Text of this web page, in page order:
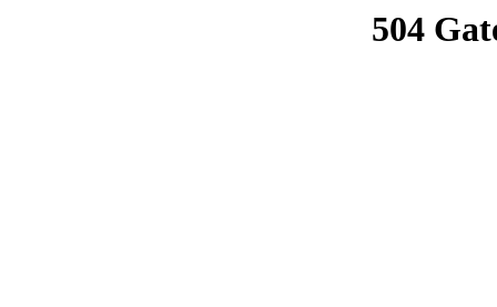
504